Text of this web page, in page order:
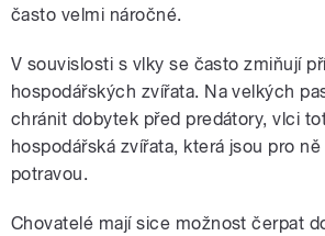
často velmi náročné.
V souvislosti s vlky se často zmiňují
hospodářských zvířata. Na velkých
chránit dobytek před predátory, vlci
hospodářská zvířata, která jsou pro
potravou.
Chovatelé mají sice možnost čerpat